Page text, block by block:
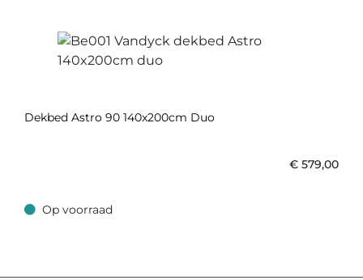
Dekbed Astro 90 140x200cm Duo
€ 579,00
Op voorraad
Op voorraad